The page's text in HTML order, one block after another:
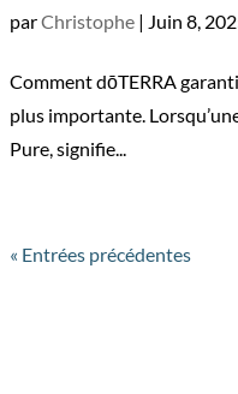
parChristophe | Juin 8,
Comment dōTERRA
plus importante.
Pure, signifie...
« Entrées précédentes